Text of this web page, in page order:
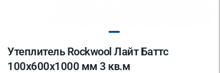
Утеплитель Rockwool Лайт Баттс
100х600х1000 мм 3 кв.м